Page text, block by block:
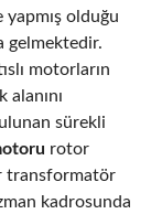
olduğu
gelmektedir.
motorların
sürekli
rotor
transformatör
kadrosunda